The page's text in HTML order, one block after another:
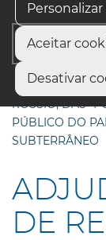
Aceitar
Desativar
Início
ADJUDICADA
ROSSIO, DAS
PÚBLICO DO
SUBTERRÂNEO
DE